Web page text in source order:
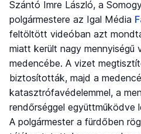
Szántó Imre László, a
polgármestere az Igal Média
feltöltött videóban azt
miatt került nagy mennyiségű
medencébe. A vizet
biztosították, majd a
katasztrófavédelemmel, a
rendőrséggel együttműködve
A polgármester a fürdőben